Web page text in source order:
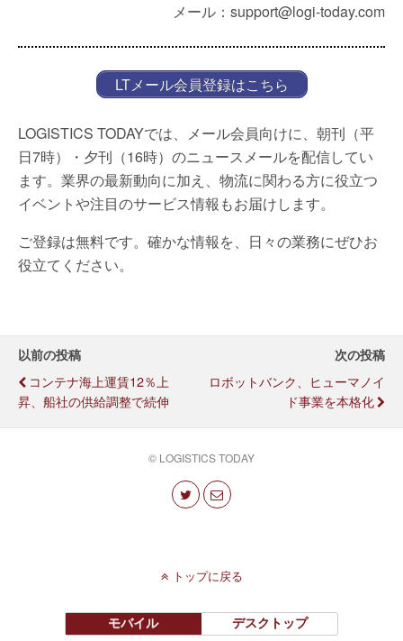
メール：support@logi-today.com
LTメール会員登録はこちら
LOGISTICS TODAYでは、メール会員向けに、朝刊（平
日7時）・夕刊（16時）のニュースメールを配信してい
ます。業界の最新動向に加え、物流に関わる方に役立つ
イベントや注目のサービス情報もお届けします。
ご登録は無料です。確かな情報を、日々の業務にぜひお
役立てください。
以前の投稿
コンテナ海上運賃12％上
昇、船社の供給調整で続伸
次の投稿
ロボットバンク、ヒューマノイ
ド事業を本格化
© LOGISTICS TODAY
トップに戻る
モバイル デスクトップ